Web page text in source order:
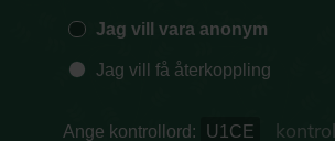
Jag vill vara anonym
Jag vill få återkoppling
Ange kontrollord: U1CE